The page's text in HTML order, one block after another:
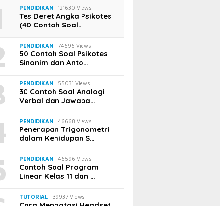
PENDIDIKAN 121630 Views
Tes Deret Angka Psikotes
(40 Contoh Soal…
PENDIDIKAN 74696 Views
50 Contoh Soal Psikotes
Sinonim dan Anto…
PENDIDIKAN 55031 Views
30 Contoh Soal Analogi
Verbal dan Jawaba…
PENDIDIKAN 46668 Views
Penerapan Trigonometri
dalam Kehidupan S…
PENDIDIKAN 46596 Views
Contoh Soal Program
Linear Kelas 11 dan …
TUTORIAL 39937 Views